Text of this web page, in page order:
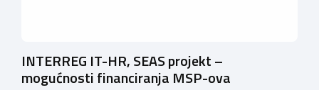
INTERREG IT-HR, SEAS projekt –
mogućnosti financiranja MSP-ova